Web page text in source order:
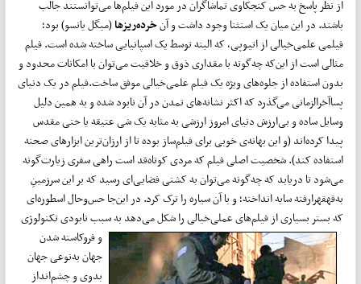
از نظر پاسخ به حس کنجکاوی تماشاگران در مورد این فیلم‌ها می‌توانستند جالب
باشند. در این میان یک استثنا وجود داشت و آنخرده‌ریزها(میگل یانسو) بود؛
فیلمی علمی‌خیالی از اتیوپی، که البته توسط یک اسپانیایی ساخته شده است. فیلم
مثالی است از این‌که چه‌گونه با مقداری ذوق و خلاقیت می‌توان با امکانات محدود و
بدون استفاده از جلوه‌های ویژه یک فیلم علمی‌خیالی موفق ساخت.فیلم در یک دنیای
پساآخرالزمانی می‌گذرد که اکثر نشانه‌های تمدن در آن نابود شده و به همین دلیل
وسایل ساده و بی‌ارزش دنیای‌ امروز ارزشی به مثابه یک شی عتیقه یا حتی مقدس
پیدا‌ کرده‌اند (و این بهانه‌ی خوبی برای فیلم‌ساز بوده تا از ارزان‌ترین ابزارهای صحنه
استفاده کند). شخصیت اصلی فیلم که مردی کوتاه‌قد است راهی سفری زیارت‌گونه
می‌شود تا دریابد که چه‌گونه می‌توان به کشتی فضایی‌ای رسید که بر این سرزمینِ
به‌قهقهرارفته سایه انداخته؛ و با آن سیاره را ترک کرد. در این‌جا حس‌وحال اسطوره‌ای
که بستر بسیاری از فیلم‌های عملی‌خیالی را شکل می‌دهد به سبب نابودی تکنولوژی
و فروکاستهشدن
جهان به‌نوعی جهان
بدوی و چشم‌‌انداز